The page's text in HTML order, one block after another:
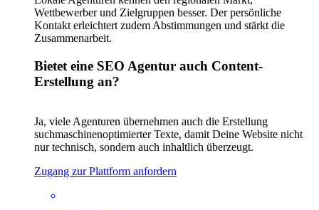
Wettbewerber und Zielgruppen besser. Der persönliche
Kontakt erleichtert zudem Abstimmungen und stärkt die
Zusammenarbeit.
Bietet eine SEO Agentur auch Content-
Erstellung an?
Ja, viele Agenturen übernehmen auch die Erstellung
suchmaschinenoptimierter Texte, damit Deine Website nicht
nur technisch, sondern auch inhaltlich überzeugt.
Zugang zur Plattform anfordern